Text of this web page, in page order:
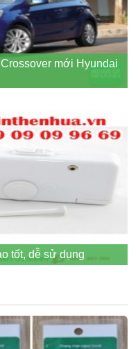
mới Hyundai
tốt, dễ sử dụng